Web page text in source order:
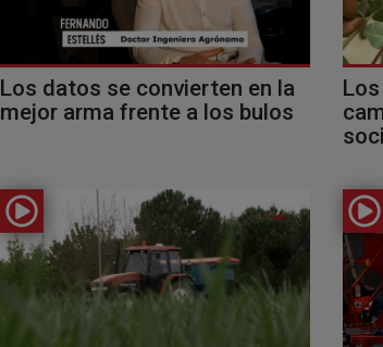
Los datos se convierten en la
mejor arma frente a los bulos